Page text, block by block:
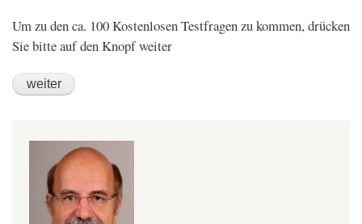
Um zu den ca. 100 Kostenlosen Testfragen zu kommen, drücken
Sie bitte auf den Knopf weiter
weiter